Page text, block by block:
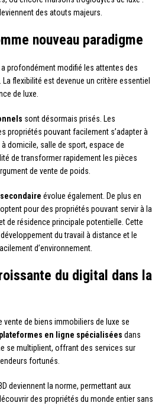
des atouts majeurs.
nouveau paradigme
a profondément modifié les attentes des
flexibilité est devenue un critère essentiel
de luxe.
sont désormais prisés. Les
propriétés pouvant facilement s’adapter à
domicile, salle de sport, espace de
de transformer rapidement les pièces
de vente de poids.
évolue également. De plus en
pour des propriétés pouvant servir à la
de résidence principale potentielle. Cette
du travail à distance et le
d’environnement.
du digital dans la
vente de biens immobiliers de luxe se
plateformes en ligne spécialisées dans
se multiplient, offrant des services sur
fortunés.
deviennent la norme, permettant aux
des propriétés du monde entier sans